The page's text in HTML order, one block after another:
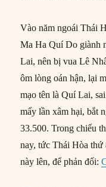
Vào năm ngoái Thái
Ma Ha Quí Do giành
Lai, nên bị vua Lê
ôm lòng oán hận, lại
mạo tên là Quí Lai,
mấy lần xâm hại, bắt
33.500. Trong chiếu
nay, tức Thái Hòa
này lên, để phản đối: